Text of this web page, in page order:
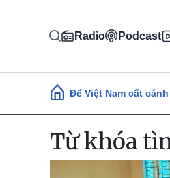
Radio Podcast
Main navigation
Để Việt Nam cất cánh
Từ khóa